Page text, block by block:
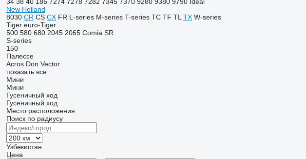
New Holland
8030 CR CS CX FR L-series M-series T-series TC TF TL TX W-series
Tiger euro-Tiger
500 580 680 2045 2065 Comia SR
S-series
150
Палессе
Acros Don Vector
показать все
Мини
Мини
Гусеничный ход
Гусеничный ход
Место расположения
Поиск по радиусу
Узбекистан
Цена